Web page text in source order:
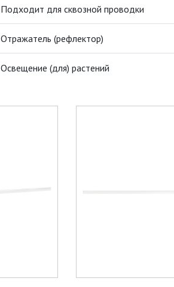
Подходит для сквозной проводки
Отражатель (рефлектор)
Освещение (для) растений